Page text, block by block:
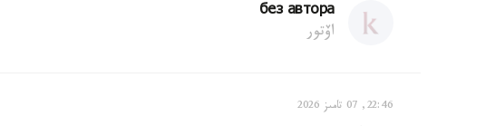
без автора
اۆتور
22:46, 07 تامىز 2026